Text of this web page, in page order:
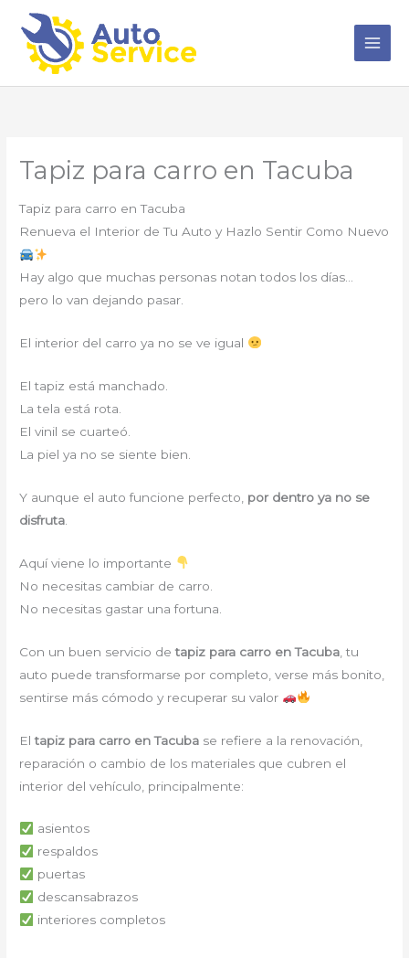
contenido
Tapiz para carro en Tacuba
Tapiz para carro en Tacuba
Renueva el Interior de Tu Auto y Hazlo Sentir Como Nuevo
Hay algo que muchas personas notan todos los días…
pero lo van dejando pasar.
El interior del carro ya no se ve igual
El tapiz está manchado.
La tela está rota.
El vinil se cuarteó.
La piel ya no se siente bien.
Y aunque el auto funcione perfecto, por dentro ya no se
disfruta
Aquí viene lo importante
No necesitas cambiar de carro.
No necesitas gastar una fortuna.
Con un buen servicio detapiz para carro en Tacuba , tu
auto puede transformarse por completo, verse más bonito,
sentirse más cómodo y recuperar su valor
Eltapiz para carro en Tacuba se refiere a la renovación,
reparación o cambio de los materiales que cubren el
interior del vehículo, principalmente:
asientos
respaldos
puertas
descansabrazos
interiores completos